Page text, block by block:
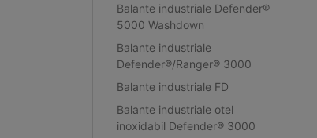
Balante industriale Defender®
5000 Washdown
Balante industriale
Defender®/Ranger® 3000
Balante industriale FD
Balante industriale otel
inoxidabil Defender® 3000